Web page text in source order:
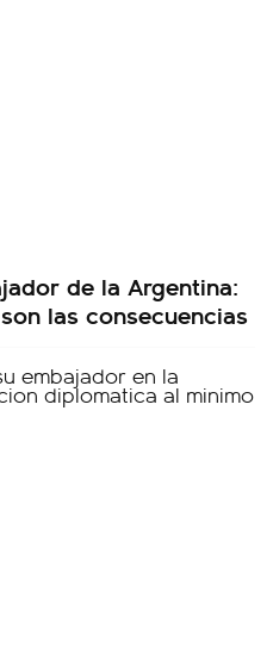
de la Argentina:
las consecuencias